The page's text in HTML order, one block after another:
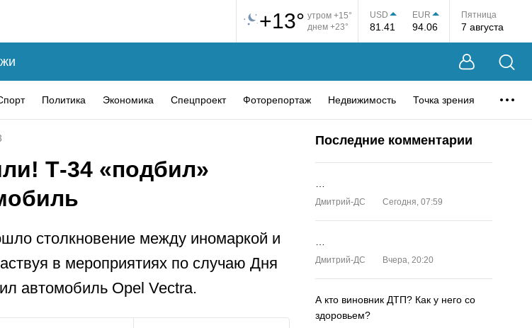
+13° утром +15°
днем +23°
USD
81.41
EUR
94.06
Пятница
7 августа
Политика Экономика Спецпроект Фоторепортаж Недвижимость Точка зрения
Т-34 «подбил»
столкновение между иномаркой и
в мероприятиях по случаю Дня
автомобиль Opel Vectra.
Последние комментарии
Дмитрий-ДС Сегодня, 07:59
Дмитрий-ДС Вчера, 20:20
А кто виновник ДТП? Как у него со
здоровьем?